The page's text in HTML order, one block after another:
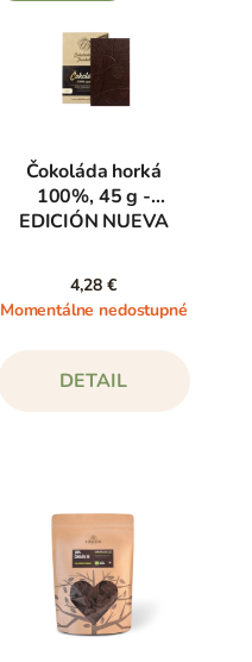
Čokoláda horká
100%, 45 g -
EDICIÓN NUEVA
4,28 €
Momentálne nedostupné
DETAIL